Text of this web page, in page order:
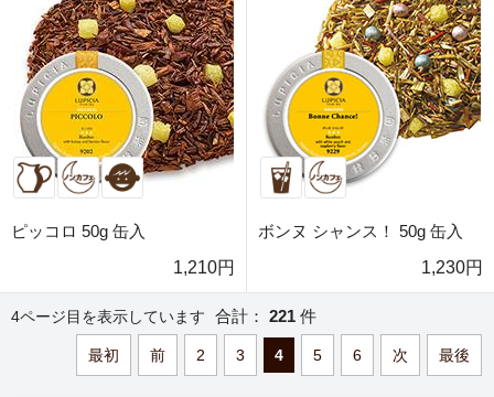
ピッコロ 50g 缶入
1,210円
ボンヌ シャンス！ 50g 缶入
1,230円
4ページ目を表示しています 合計： 221 件
最初 前 2 3 4 5 6 次 最後